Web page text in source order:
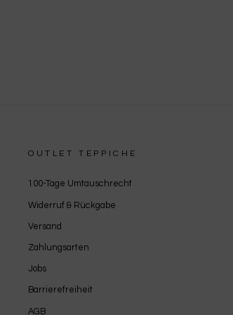
OUTLET TEPPICHE
100-Tage Umtauschrecht
Widerruf & Rückgabe
Versand
Zahlungsarten
Jobs
Barrierefreiheit
AGB